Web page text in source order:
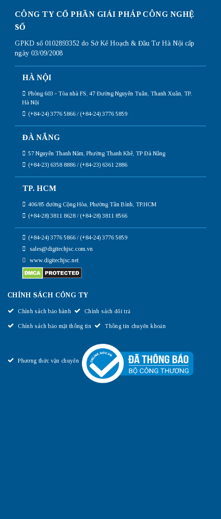
CÔNG TY CỔ PHẦN GIẢI PHÁP CÔNG NGHỆ
SỐ
GPKD số 0102893352 do Sở Kế Hoạch & Đầu Tư Hà Nội cấp
ngày 03/09/2008
HÀ NỘI
Phòng 603 - Tòa nhà FS, 47 Đường Nguyễn Tuân, Thanh Xuân, TP.
Hà Nội
(+84-24) 3776 5866 / (+84-24) 3776 5859
ĐÀ NẴNG
57 Nguyễn Thanh Năm, Phường Thanh Khê, TP Đà Nẵng
(+84-23) 6358 8886 / (+84-23) 6361 2886
TP. HCM
406/85 đường Cộng Hòa, Phường Tân Bình, TP.HCM
(+84-28) 3811 8628 / (+84-28) 3811 8566
(+84-24) 3776 5866 / (+84-24) 3776 5859
sales@digitechjsc.com.vn
www.digitechjsc.net
CHÍNH SÁCH CÔNG TY
Chính sách bảo hành Chính sách đổi trả
Chính sách bảo mật thông tin Thông tin chuyển khoản
Phương thức vận chuyển